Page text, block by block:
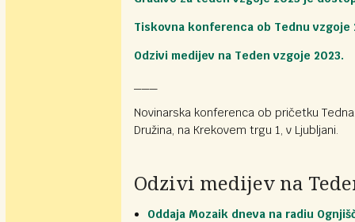
Tiskovna konferenca ob Tednu vzgoje
Odzivi medijev na Teden vzgoje 2023.
Novinarska konferenca ob pričetku
Družina, na Krekovem trgu 1, v Ljubljani.
Odzivi medijev na
Oddaja Mozaik dneva na radiu